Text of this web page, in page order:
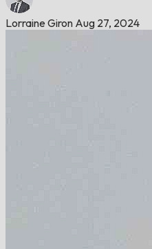
Lorraine Giron Aug 27, 2024